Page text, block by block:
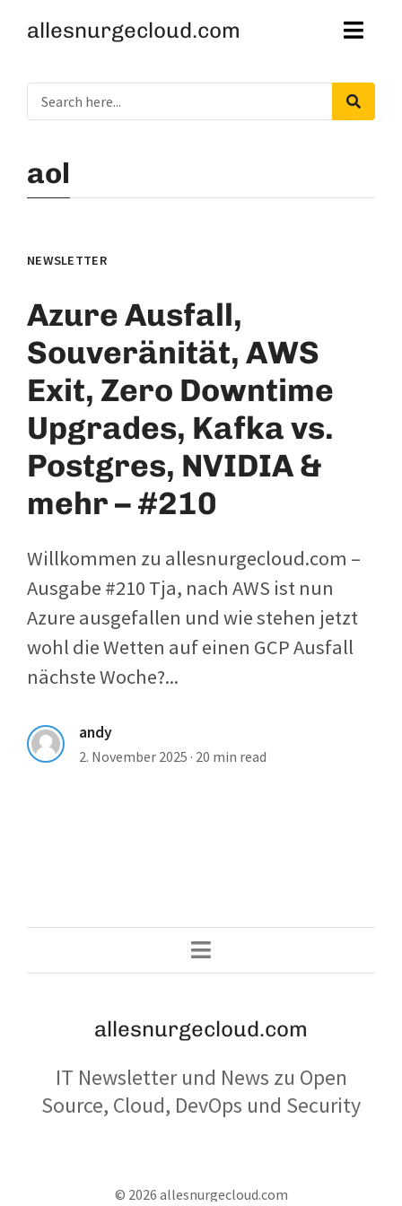
allesnurgecloud.com
aol
NEWSLETTER
Azure Ausfall,
Souveränität, AWS
Exit, Zero Downtime
Upgrades, Kafka vs.
Postgres, NVIDIA &
mehr – #210
Willkommen zu allesnurgecloud.com –
Ausgabe #210 Tja, nach AWS ist nun
Azure ausgefallen und wie stehen jetzt
wohl die Wetten auf einen GCP Ausfall
nächste Woche?...
andy
2. November 2025 · 20 min read
allesnurgecloud.com
IT Newsletter und News zu Open
Source, Cloud, DevOps und Security
© 2026 allesnurgecloud.com